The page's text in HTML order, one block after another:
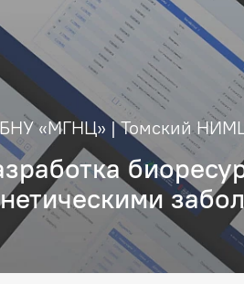
«МГНЦ» | Томский